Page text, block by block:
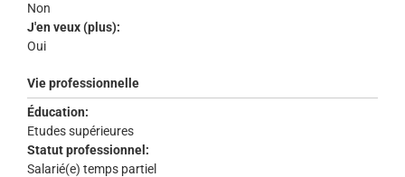
Non
J'en veux (plus):
Oui
Vie professionnelle
Éducation:
Etudes supérieures
Statut professionnel:
Salarié(e) temps partiel